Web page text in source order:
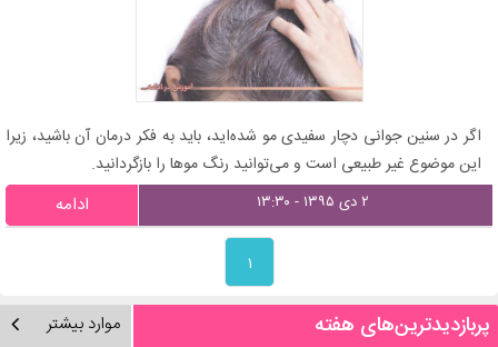
اگر در سنین جوانی دچار سفیدی مو شده‌اید، باید به فکر درمان آن باشید، زیرا
این موضوع غیر طبیعی است و می‌توانید رنگ موها را بازگردانید.
۲ دی ۱۳۹۵ - ۱۳:۳۰ ادامه
۱
پربازدیدترین‌های هفته موارد بیشتر